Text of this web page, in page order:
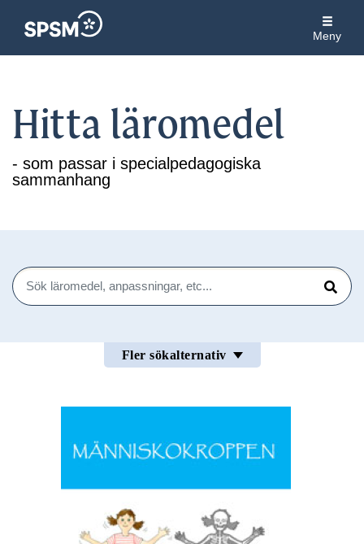
Meny
Hitta läromedel
- som passar i specialpedagogiska
sammanhang
Sök
Sök
Fler sökalternativ